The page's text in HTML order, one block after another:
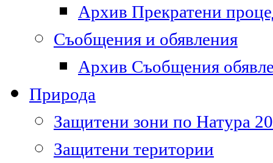
Архив Прекратени
Съобщения и обявления
Архив Съобщения
Природа
Защитени зони по Натура
Защитени територии